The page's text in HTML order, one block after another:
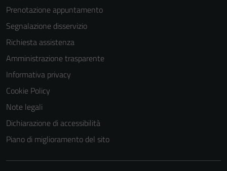
Prenotazione appuntamento
Segnalazione disservizio
Richiesta assistenza
Amministrazione trasparente
Informativa privacy
Cookie Policy
Note legali
Dichiarazione di accessibilità
Piano di miglioramento del sito